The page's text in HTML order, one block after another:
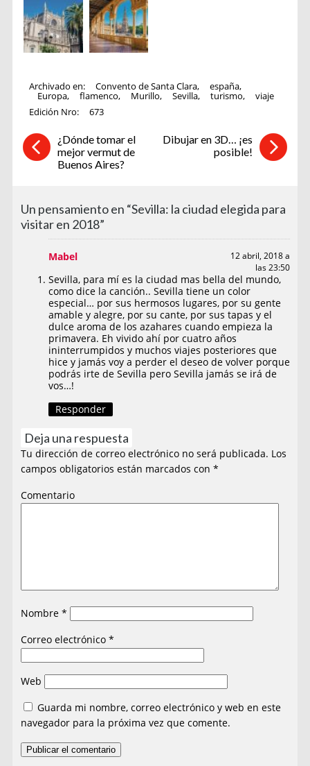
Archivado en: Convento de Santa Clara, españa,
Europa, flamenco, Murillo, Sevilla, turismo,
viaje
Edición Nro:
673
¿Dónde tomar el
mejor vermut de
Buenos Aires?
Dibujar en 3D… ¡es
posible!
Un pensamiento en “Sevilla: la ciudad elegida para
visitar en 2018”
Mabel
12 abril, 2018 a
las 23:50
Sevilla, para mí es la ciudad mas bella del mundo,
como dice la canción.. Sevilla tiene un color
especial… por sus hermosos lugares, por su gente
amable y alegre, por su cante, por sus tapas y el
dulce aroma de los azahares cuando empieza la
primavera. Eh vivido ahí por cuatro años
ininterrumpidos y muchos viajes posteriores que
hice y jamás voy a perder el deseo de volver porque
podrás irte de Sevilla pero Sevilla jamás se irá de
vos…!
Responder
Deja una respuesta
Tu dirección de correo electrónico no será publicada. Los
campos obligatorios están marcados con*
Comentario
Nombre*
Correo electrónico*
Web
Guarda mi nombre, correo electrónico y web en este
navegador para la próxima vez que comente.